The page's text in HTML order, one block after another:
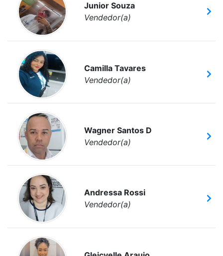
Junior Souza
Vendedor(a)
Camilla Tavares
Vendedor(a)
Wagner Santos D
Vendedor(a)
Andressa Rossi
Vendedor(a)